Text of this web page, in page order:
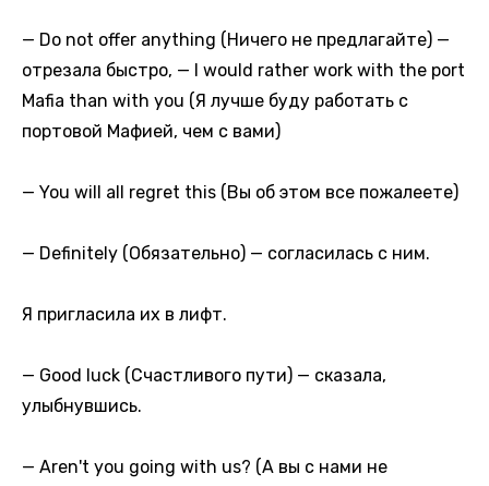
— Do not offer anything (Ничего не предлагайте) —
отрезала быстро, — I would rather work with the port
Mafia than with you (Я лучше буду работать с
портовой Мафией, чем с вами)
— You will all regret this (Вы об этом все пожалеете)
— Definitely (Обязательно) — согласилась с ним.
Я пригласила их в лифт.
— Good luck (Счастливого пути) — сказала,
улыбнувшись.
— Aren't you going with us? (А вы с нами не